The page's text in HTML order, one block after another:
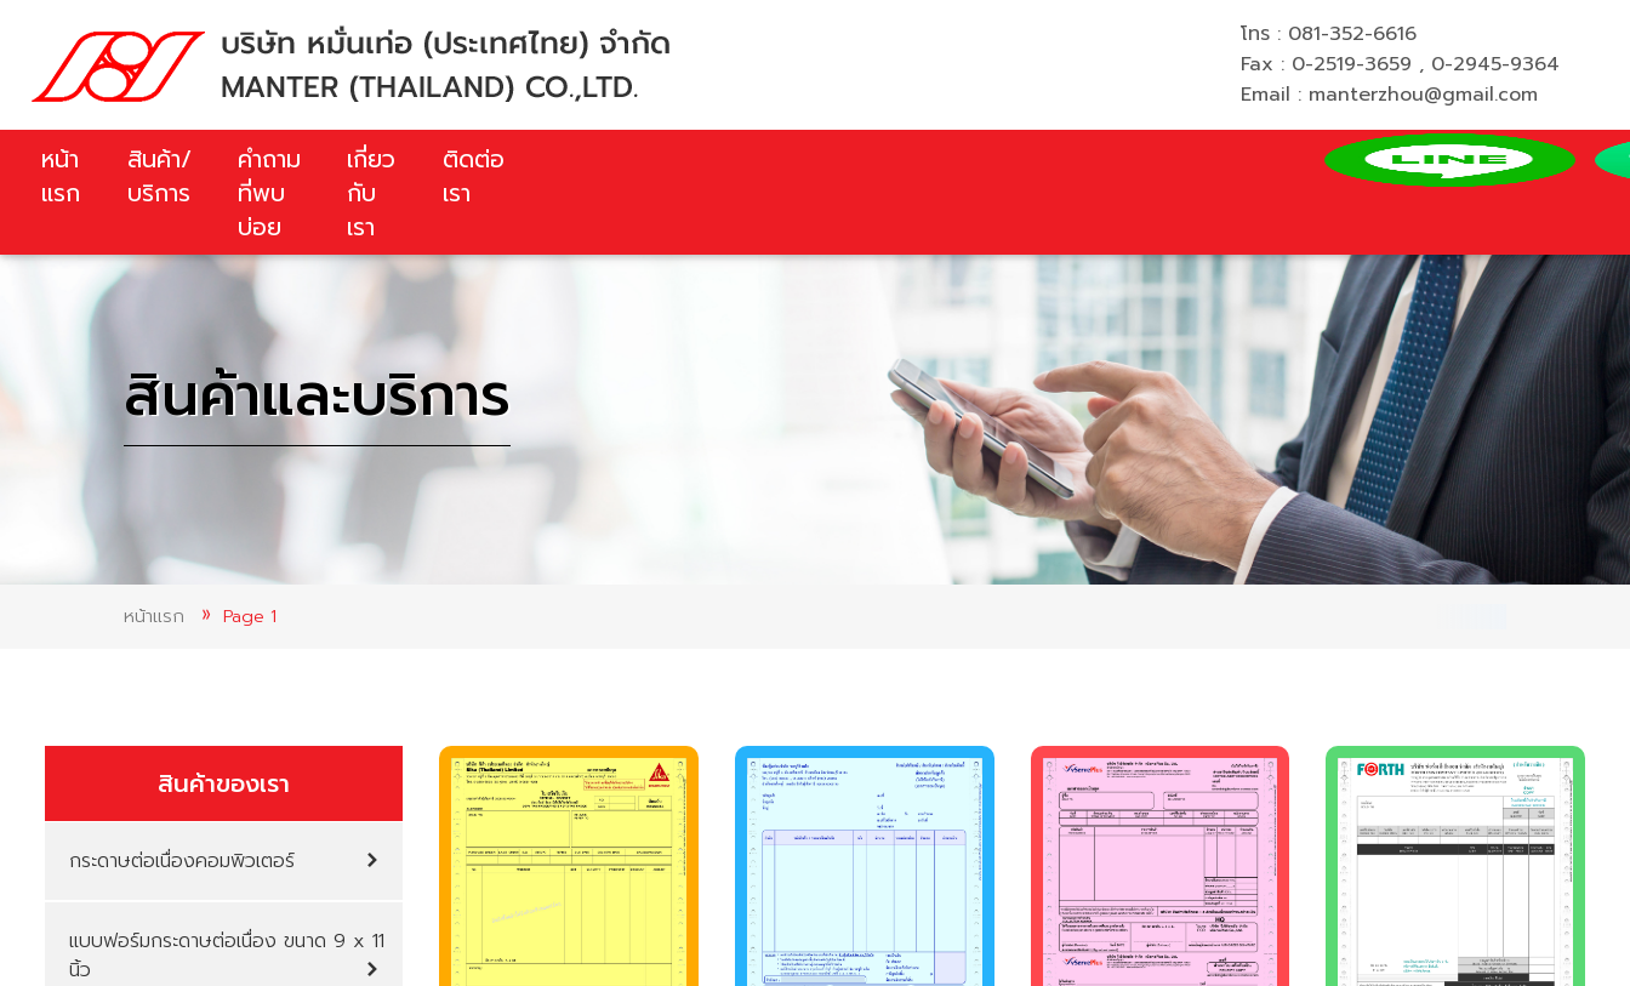
ทร : 081-352-6616
Fax : 0-2519-3659 , 0-2945-9364
Email : manterzhou@gmail.com
หน้า
รก
สินค้า/
บริการ
คำถาม
ที่พบ
บ่อ
เกี่ยว
กับ
เรา
ติดต่อ
เรา
สินค้าและบริการ
หน้าแรก Page 1
สินค้าของเรา
กระดาษต่อเนื่องคอมพิวเตอร์
บบฟอร์มกระดาษต่อเนื่อง ขนาด 9 x 11
นิ้ว